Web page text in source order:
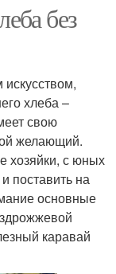
без
хлеба –
свою
желающий.
хозяйки, с юных
поставить на
основные
каравай